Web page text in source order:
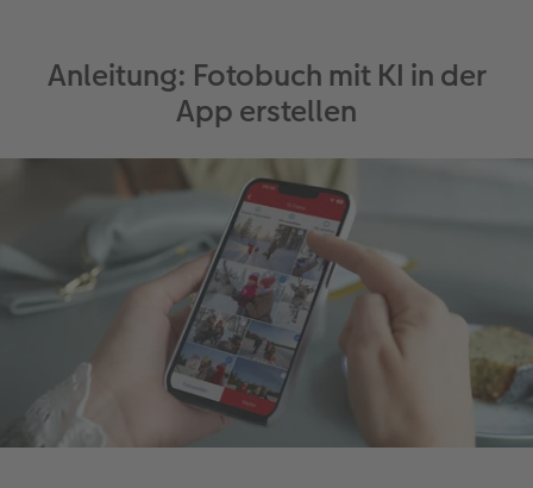
Anleitung: Fotobuch mit KI in der
App erstellen